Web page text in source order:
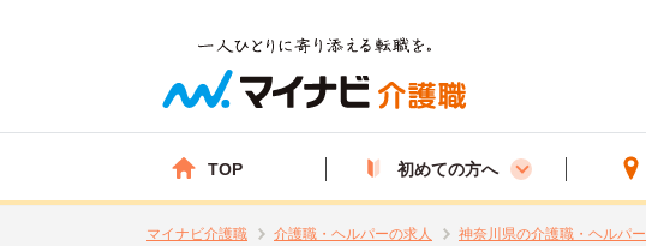
TOP 初めての方へ
マイナビ介護職 介護職・ヘルパーの求人 神奈川県の介護職・ヘルパ